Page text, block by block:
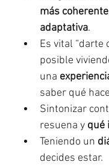
más coherente
adaptativa.
Es vital “darte
posible
una
saber qué
Sintonizar
resuena y qué
Teniendo un
decides estar.